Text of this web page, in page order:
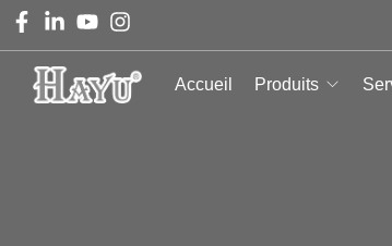
Accueil Produits